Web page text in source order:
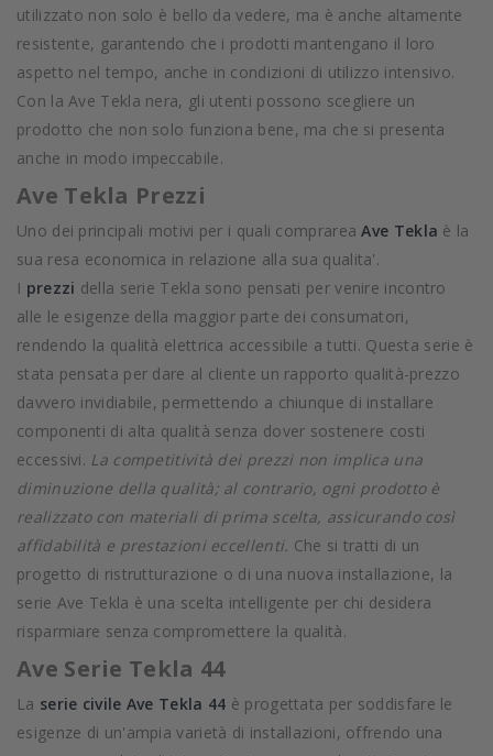
utilizzato non solo è bello da vedere, ma è anche altamente
resistente, garantendo che i prodotti mantengano il loro
aspetto nel tempo, anche in condizioni di utilizzo intensivo.
Con la Ave Tekla nera, gli utenti possono scegliere un
prodotto che non solo funziona bene, ma che si presenta
anche in modo impeccabile.
Ave Tekla Prezzi
Uno dei principali motivi per i quali comprareaAve Tekla è la
sua resa economica in relazione alla sua qualita'.
I prezzi della serie Tekla sono pensati per venire incontro
alle le esigenze della maggior parte dei consumatori,
rendendo la qualità elettrica accessibile a tutti. Questa serie è
stata pensata per dare al cliente un rapporto qualità-prezzo
davvero invidiabile, permettendo a chiunque di installare
componenti di alta qualità senza dover sostenere costi
eccessivi. La competitività dei prezzi non implica una
diminuzione della qualità; al contrario, ogni prodotto è
realizzato con materiali di prima scelta, assicurando così
affidabilità e prestazioni eccellenti. Che si tratti di un
progetto di ristrutturazione o di una nuova installazione, la
serie Ave Tekla è una scelta intelligente per chi desidera
risparmiare senza compromettere la qualità.
Ave Serie Tekla 44
La serie civile Ave Tekla 44 è progettata per soddisfare le
esigenze di un'ampia varietà di installazioni, offrendo una